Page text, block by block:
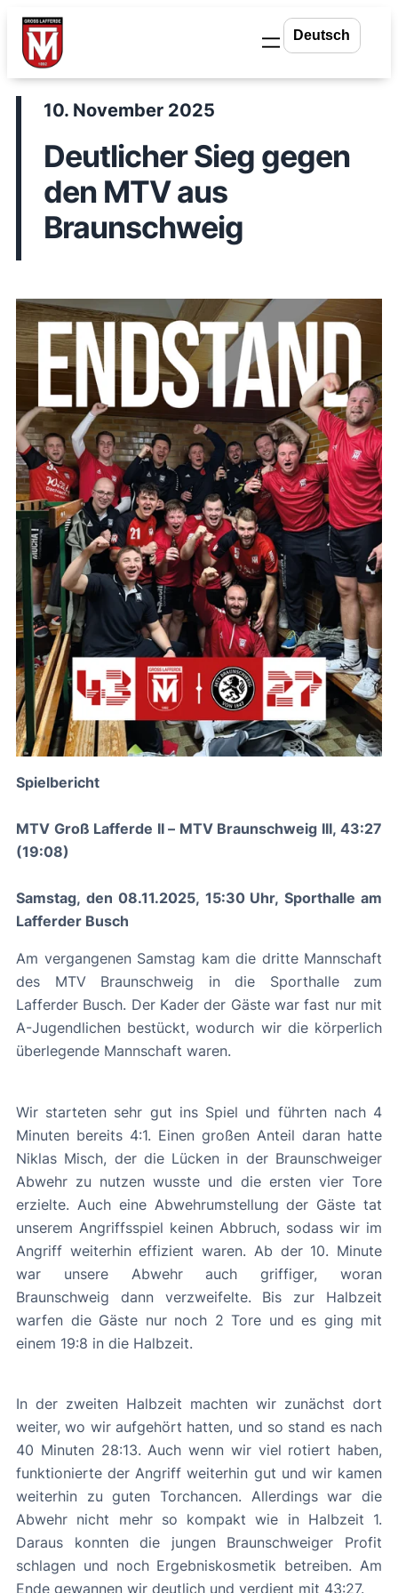
Zum
Inhalt
springen
10. November 2025
Deutlicher Sieg gegen
den MTV aus
Braunschweig
Spielbericht
MTV Groß Lafferde II – MTV Braunschweig III, 43:27
(19:08)
Samstag, den 08.11.2025, 15:30 Uhr, Sporthalle am
Lafferder Busch
Am vergangenen Samstag kam die dritte Mannschaft
des MTV Braunschweig in die Sporthalle zum
Lafferder Busch. Der Kader der Gäste war fast nur mit
A-Jugendlichen bestückt, wodurch wir die körperlich
überlegende Mannschaft waren.
Wir starteten sehr gut ins Spiel und führten nach 4
Minuten bereits 4:1. Einen großen Anteil daran hatte
Niklas Misch, der die Lücken in der Braunschweiger
Abwehr zu nutzen wusste und die ersten vier Tore
erzielte. Auch eine Abwehrumstellung der Gäste tat
unserem Angriffsspiel keinen Abbruch, sodass wir im
Angriff weiterhin effizient waren. Ab der 10. Minute
war unsere Abwehr auch griffiger, woran
Braunschweig dann verzweifelte. Bis zur Halbzeit
warfen die Gäste nur noch 2 Tore und es ging mit
einem 19:8 in die Halbzeit.
In der zweiten Halbzeit machten wir zunächst dort
weiter, wo wir aufgehört hatten, und so stand es nach
40 Minuten 28:13. Auch wenn wir viel rotiert haben,
funktionierte der Angriff weiterhin gut und wir kamen
weiterhin zu guten Torchancen. Allerdings war die
Abwehr nicht mehr so kompakt wie in Halbzeit 1.
Daraus konnten die jungen Braunschweiger Profit
schlagen und noch Ergebniskosmetik betreiben. Am
Ende gewannen wir deutlich und verdient mit 43:27.